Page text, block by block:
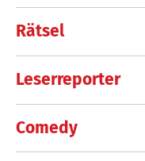
Rätsel
Leserreporter
Comedy